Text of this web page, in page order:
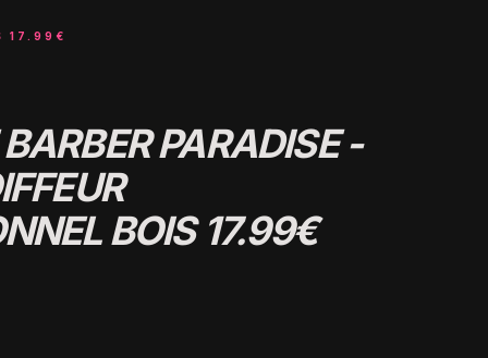
17.99€
PARADISE -
BOIS 17.99€